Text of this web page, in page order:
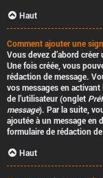
Haut
Comment ajouter une
Vous devez d’abord
Une fois créée, vous
rédaction de message.
vos messages en
de l’utilisateur (onglet
message). Par la suite,
ajoutée à un message en
formulaire de rédaction
Haut